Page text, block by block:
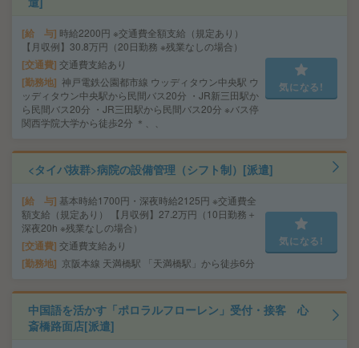
給 与 時給2200円 ※交通費全額支給（規定あり）
【月収例】30.8万円（20日勤務 ※残業なしの場合）
交通費 交通費支給あり
勤務地 神戸電鉄公園都市線 ウッディタウン中央駅 ウ
ッディタウン中央駅から民間バス20分 ・JR新三田駅か
ら民間バス20分 ・JR三田駅から民間バス20分 ※バス停
関西学院大学から徒歩2分 ＊、、
気になる!
<タイパ抜群>病院の設備管理（シフト制）[派遣]
給 与 基本時給1700円・深夜時給2125円 ※交通費全
額支給（規定あり） 【月収例】27.2万円（10日勤務＋
深夜20h ※残業なしの場合）
交通費 交通費支給あり
勤務地 京阪本線 天満橋駅 「天満橋駅」から徒歩6分
気になる!
中国語を活かす「ポロラルフローレン」受付・接客 心
斎橋路面店[派遣]